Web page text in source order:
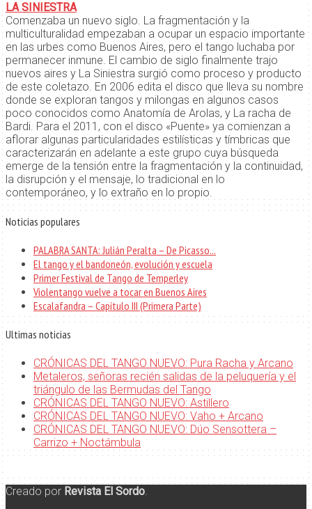
LA SINIESTRA
Comenzaba un nuevo siglo. La fragmentación y la
multiculturalidad empezaban a ocupar un espacio importante
en las urbes como Buenos Aires, pero el tango luchaba por
permanecer inmune. El cambio de siglo finalmente trajo
nuevos aires y La Siniestra surgió como proceso y producto
de este coletazo. En 2006 edita el disco que lleva su nombre
donde se exploran tangos y milongas en algunos casos
poco conocidos como Anatomía de Arolas, y La racha de
Bardi. Para el 2011, con el disco «Puente» ya comienzan a
aflorar algunas particularidades estilísticas y tímbricas que
caracterizarán en adelante a este grupo cuya búsqueda
emerge de la tensión entre la fragmentación y la continuidad,
la disrupción y el mensaje, lo tradicional en lo
contemporáneo, y lo extraño en lo propio.
Noticias populares
PALABRA SANTA: Julián Peralta – De Picasso...
El tango y el bandoneón, evolución y escuela
Primer Festival de Tango de Temperley
Violentango vuelve a tocar en Buenos Aires
Escalafandra – Capítulo III (Primera Parte)
Ultimas noticias
CRÓNICAS DEL TANGO NUEVO: Pura Racha y Arcano
Metaleros, señoras recién salidas de la peluquería y el
triángulo de las Bermudas del Tango
CRÓNICAS DEL TANGO NUEVO: Astillero
CRÓNICAS DEL TANGO NUEVO: Vaho + Arcano
CRÓNICAS DEL TANGO NUEVO: Dúo Sensottera –
Carrizo + Noctámbula
Creado por Revista El Sordo